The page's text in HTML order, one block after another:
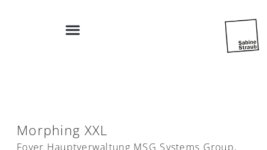
Morphing XXL
Foyer Hauptverwaltung MSG Systems Group,